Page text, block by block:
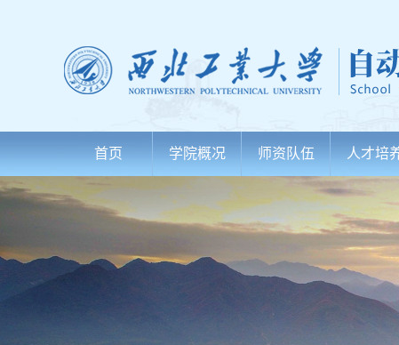
首页 学院概况 师资队伍 人才培